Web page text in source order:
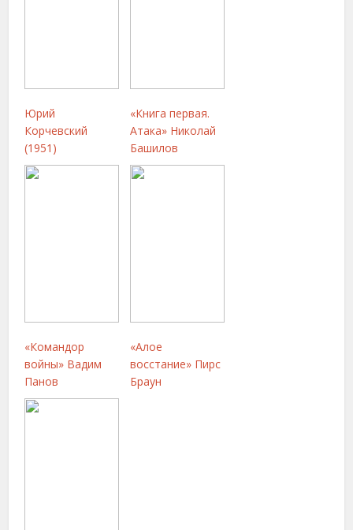
Юрий
Корчевский
(1951)
«Книга первая.
Атака» Николай
Башилов
«Командор
войны» Вадим
Панов
«Алое
восстание» Пирс
Браун